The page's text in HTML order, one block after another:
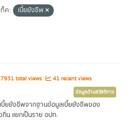
ท็ค:
เบี้ยยังชีพ
7931 total views 41 recent views
ข้อมูลด้านสวัสดิการ
บี้ยยังชีพจากฐานข้อมูลเบี้ยยังชีพของ
น แยกเป็นราย อปท.